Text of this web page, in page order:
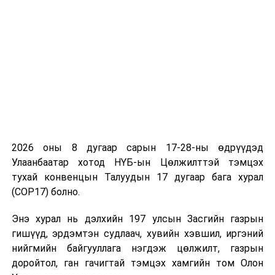
орсноор жилдээ 39.3 сая киловатт цаг цахилгаан
эрчим хүч үйлдвэрлэх боломжтой бөгөөд Баруун
бүсийн ОХУ-аас импортлох цахилгаан эрчим хүчний
хэмжээг ойролцоогоор 17 хувиар бууруулна гэж
тооцож байна. Үүний зэрэгцээ жил бүр 2 сая орчим
ам.долларын зардлыг хэмнэх, 34.6 мянган тонн
хүлэмжийн хийн ялгарлыг бууруулах ач холбогдолтой
2026 оны 8 дугаар сарын 17-28-ны өдрүүдэд
Улаанбаатар хотод НҮБ-ын Цөлжилттэй тэмцэх
тухай конвенцын Талуудын 17 дугаар бага хурал
(COP17) болно.
Энэ хурал нь дэлхийн 197 улсын Засгийн газрын
гишүүд, эрдэмтэн судлаач, хувийн хэвшил, иргэний
нийгмийн байгууллага нэгдэж цөлжилт, газрын
доройтол, ган гачигтай тэмцэх хамгийн том Олон